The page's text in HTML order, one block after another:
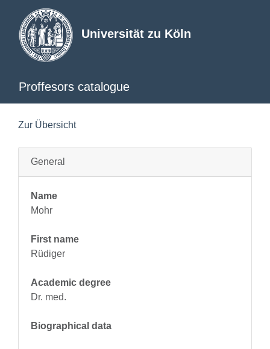
Universität zu Köln
Proffesors catalogue
Zur Übersicht
General
Name
Mohr
First name
Rüdiger
Academic degree
Dr. med.
Biographical data